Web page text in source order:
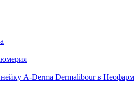
A-Derma Dermalibour в Неофарм